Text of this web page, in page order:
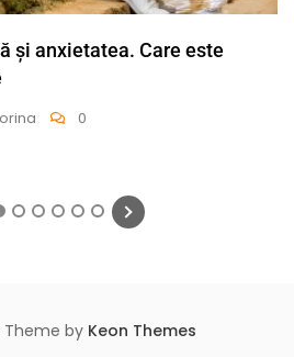
și anxietatea. Care este
0
2 3 4 5 6
Theme by Keon Themes